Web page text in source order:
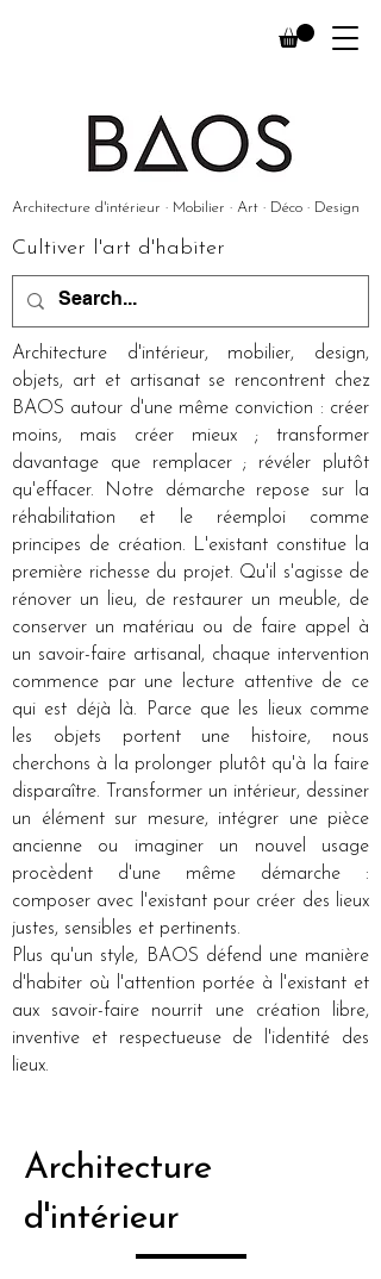
Cultiver l'art d'habiter
Architecture d'intérieur · Mobilier · Art · Déco · Design
Architecture d'intérieur, mobilier, design,
objets, art et artisanat se rencontrent chez
BAOS autour d'une même conviction : créer
moins, mais créer mieux ; transformer
davantage que remplacer ; révéler plutôt
qu'effacer. Notre démarche repose sur la
réhabilitation et le réemploi comme
principes de création. L'existant constitue la
première richesse du projet. Qu'il s'agisse de
rénover un lieu, de restaurer un meuble, de
conserver un matériau ou de faire appel à
un savoir-faire artisanal, chaque intervention
commence par une lecture attentive de ce
qui est déjà là. Parce que les lieux comme
les objets portent une histoire, nous
cherchons à la prolonger plutôt qu'à la faire
disparaître. Transformer un intérieur, dessiner
un élément sur mesure, intégrer une pièce
ancienne ou imaginer un nouvel usage
procèdent d'une même démarche :
composer avec l'existant pour créer des lieux
justes, sensibles et pertinents.
Plus qu'un style, BAOS défend une manière
d'habiter où l'attention portée à l'existant et
aux savoir-faire nourrit une création libre,
inventive et respectueuse de l'identité des
lieux.
Architecture
d'intérieur